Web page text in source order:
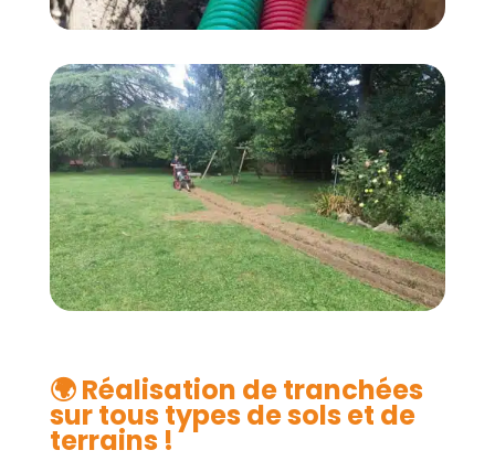
🌍 Réalisation de tranchées
sur tous types de sols et de
terrains !